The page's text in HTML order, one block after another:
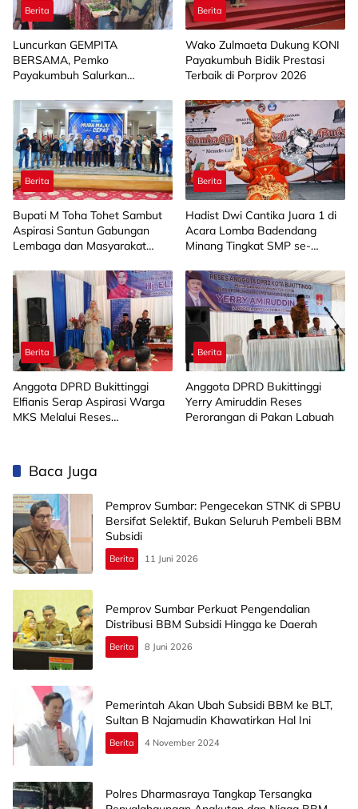
Berita
Luncurkan GEMPITA
BERSAMA, Pemko
Payakumbuh Salurkan
kepada 15 KWT
Berita
Wako Zulmaeta Dukung KONI
Payakumbuh Bidik Prestasi
Terbaik di Porprov 2026
Berita
Bupati M Toha Tohet Sambut
Aspirasi Santun Gabungan
Lembaga dan Masyarakat
Berita
Hadist Dwi Cantika Juara 1 di
Acara Lomba Badendang
Minang Tingkat SMP se-
Berita
Anggota DPRD Bukittinggi
Elfianis Serap Aspirasi Warga
MKS Melalui Reses
Berita
Anggota DPRD Bukittinggi
Yerry Amiruddin Reses
Perorangan di Pakan Labuah
Baca Juga
Pemprov Sumbar: Pengecekan STNK di SPBU
Bersifat Selektif, Bukan Seluruh Pembeli BBM
Subsidi
Berita 11 Juni 2026
Pemprov Sumbar Perkuat Pengendalian
Distribusi BBM Subsidi Hingga ke Daerah
Berita 8 Juni 2026
Pemerintah Akan Ubah Subsidi BBM ke BLT,
Sultan B Najamudin Khawatirkan Hal Ini
Berita 4 November 2024
Polres Dharmasraya Tangkap Tersangka